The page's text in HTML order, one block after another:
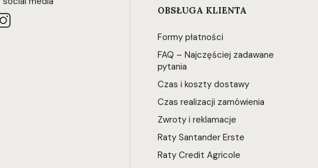
OBSŁUGA KLIENTA
Formy płatności
FAQ – Najczęściej zadawane
pytania
Czas i koszty dostawy
Czas realizacji zamówienia
Zwroty i reklamacje
Raty Santander Erste
Raty Credit Agricole